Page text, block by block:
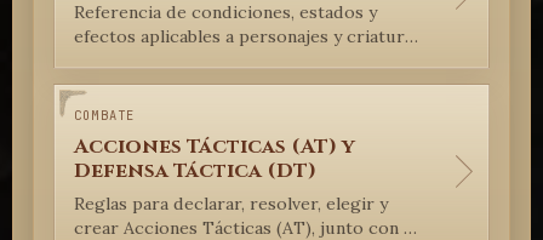
Referencia de condiciones, estados y
efectos aplicables a personajes y criaturas
COMBATE
Acciones Tácticas (AT) y
Defensa Táctica (DT)
Reglas para declarar, resolver, elegir y
crear Acciones Tácticas (AT), junto con el